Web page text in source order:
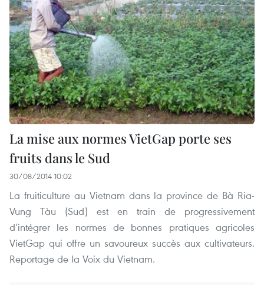
La mise aux normes VietGap porte ses
fruits dans le Sud
30/08/2014 10:02
La fruiticulture au Vietnam dans la province de Bà Ria-
Vung Tàu (Sud) est en train de progressivement
d’intégrer les normes de bonnes pratiques agricoles
VietGap qui offre un savoureux succès aux cultivateurs.
Reportage de la Voix du Vietnam.